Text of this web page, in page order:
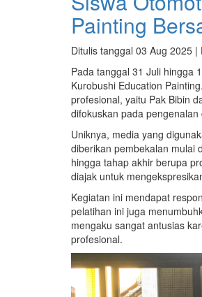
Painting
Ditulis tanggal 03 Aug 2025 |
Pada tanggal 31 Juli hingga
Kurobushi Education
profesional, yaitu Pak Bibin
difokuskan pada
Uniknya, media yang
diberikan pembekalan mulai
hingga tahap akhir berupa
diajak untuk
Kegiatan ini mendapat
pelatihan ini juga
mengaku sangat antusias
profesional.